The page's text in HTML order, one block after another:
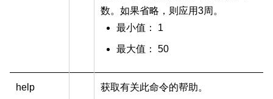
数。如果省略，则应用3周。
最小值： 1
最大值： 50
help 获取有关此命令的帮助。